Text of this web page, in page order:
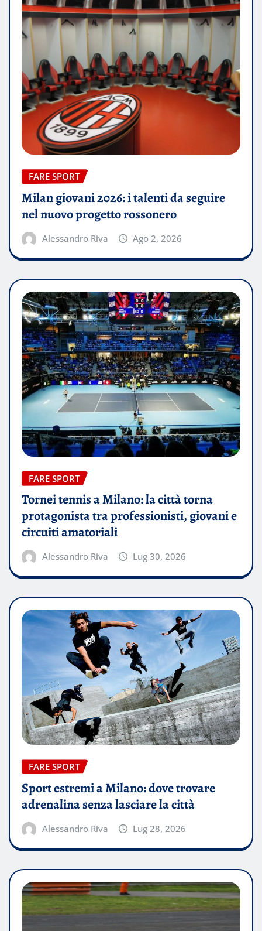
FARE SPORT
Milan giovani 2026: i talenti da seguire
nel nuovo progetto rossonero
Alessandro Riva Ago 2, 2026
FARE SPORT
Tornei tennis a Milano: la città torna
protagonista tra professionisti, giovani e
circuiti amatoriali
Alessandro Riva Lug 30, 2026
FARE SPORT
Sport estremi a Milano: dove trovare
adrenalina senza lasciare la città
Alessandro Riva Lug 28, 2026